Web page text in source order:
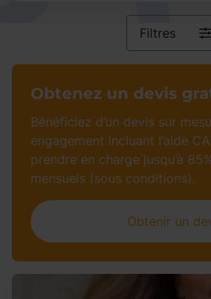
Filtres
Obtenez un devis
Bénéficiez d’un devis sur
engagement incluant l’aide
prendre en charge jusqu’à
mensuels (sous conditions).
Obtenir un